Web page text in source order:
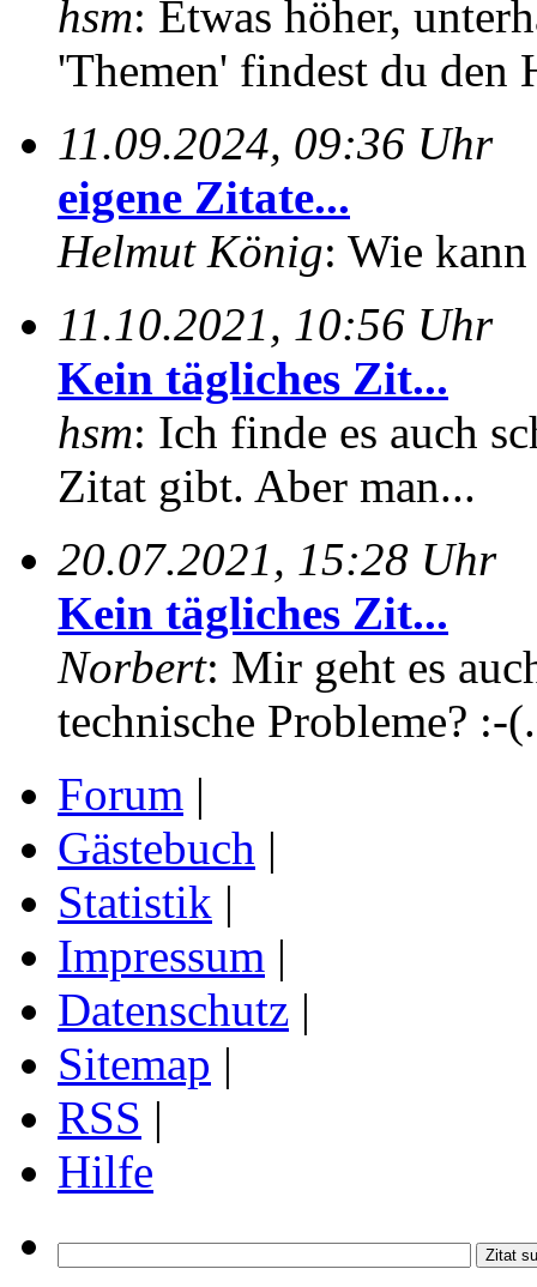
hsm: Etwas höher,
'Themen' findest du den
11.09.2024, 09:36 Uhr
eigene Zitate...
Helmut König: Wie
11.10.2021, 10:56 Uhr
Kein tägliches Zit...
hsm: Ich finde es auch
Zitat gibt. Aber man...
20.07.2021, 15:28 Uhr
Kein tägliches Zit...
Norbert: Mir geht es
technische Probleme? :-
Forum |
Gästebuch |
Statistik |
Impressum |
Datenschutz |
Sitemap |
RSS |
Hilfe